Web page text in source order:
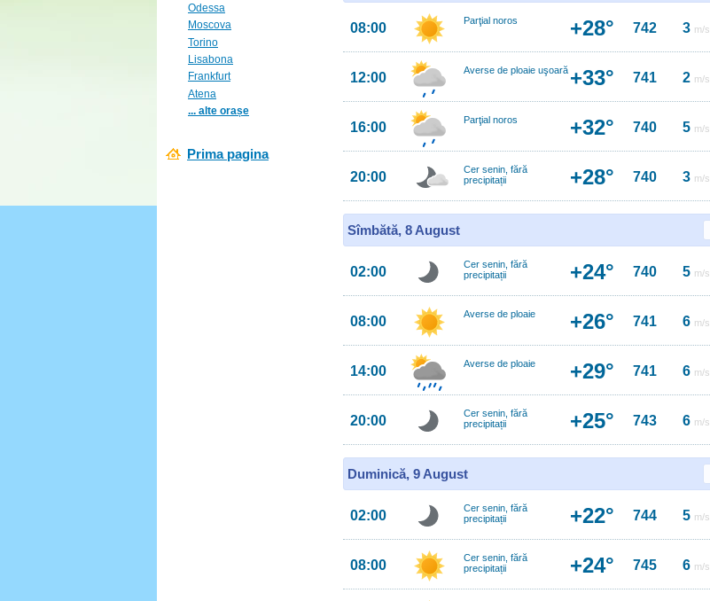
Odessa
Moscova
Torino
Lisabona
Frankfurt
Atena
... alte orașe
Prima pagina
08:00 Parţial noros +28° 742 3 m/s
12:00 Averse de ploaie uşoară +33° 741 2 m/s
16:00 Parţial noros +32° 740 5 m/s
20:00
Cer senin, fără
precipitații
+28° 740 3 m/s
Sîmbătă, 8 August
02:00
Cer senin, fără
precipitații
+24° 740 5 m/s
08:00 Averse de ploaie +26° 741 6 m/s
14:00 Averse de ploaie +29° 741 6 m/s
20:00
Cer senin, fără
precipitații
+25° 743 6 m/s
Duminică, 9 August
02:00
Cer senin, fără
precipitații
+22° 744 5 m/s
08:00
Cer senin, fără
precipitații
+24° 745 6 m/s